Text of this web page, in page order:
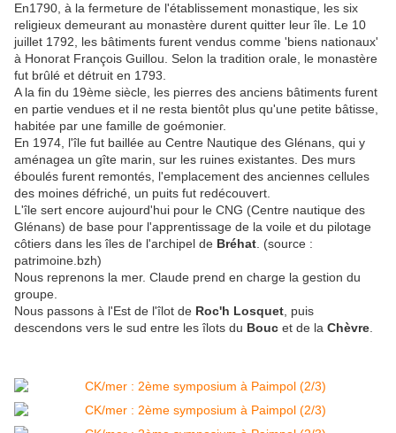
En1790, à la fermeture de l'établissement monastique, les six
religieux demeurant au monastère durent quitter leur île. Le 10
juillet 1792, les bâtiments furent vendus comme 'biens nationaux'
à Honorat François Guillou. Selon la tradition orale, le monastère
fut brûlé et détruit en 1793.
A la fin du 19ème siècle, les pierres des anciens bâtiments furent
en partie vendues et il ne resta bientôt plus qu'une petite bâtisse,
habitée par une famille de goémonier.
En 1974, l'île fut baillée au Centre Nautique des Glénans, qui y
aménagea un gîte marin, sur les ruines existantes. Des murs
éboulés furent remontés, l'emplacement des anciennes cellules
des moines défriché, un puits fut redécouvert.
L'île sert encore aujourd'hui pour le CNG (Centre nautique des
Glénans) de base pour l'apprentissage de la voile et du pilotage
côtiers dans les îles de l'archipel de Bréhat . (source :
patrimoine.bzh)
Nous reprenons la mer. Claude prend en charge la gestion du
groupe.
Nous passons à l'Est de l'îlot de Roc'h Losquet , puis
descendons vers le sud entre les îlots du Bouc et de la Chèvre